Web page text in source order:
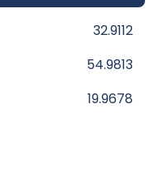
32.9112
54.9813
19.9678